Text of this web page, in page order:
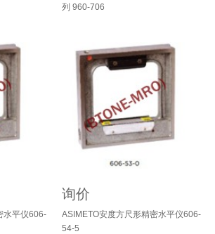
列 960-706
水平仪606-
询价
ASIMETO安度方尺形精密水平仪606-
54-5